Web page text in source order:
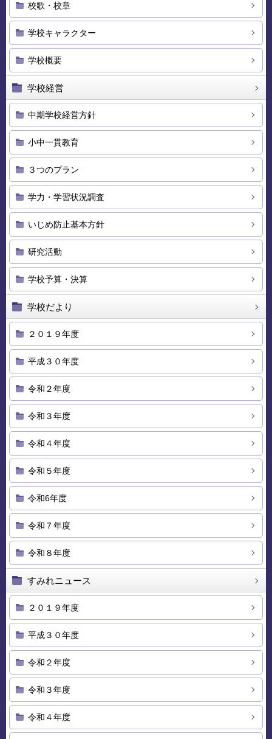
校歌・校章
学校キャラクター
学校概要
学校経営
中期学校経営方針
小中一貫教育
３つのプラン
学力・学習状況調査
いじめ防止基本方針
研究活動
学校予算・決算
学校だより
２０１９年度
平成３０年度
令和２年度
令和３年度
令和４年度
令和５年度
令和6年度
令和７年度
令和８年度
すみれニュース
２０１９年度
平成３０年度
令和２年度
令和３年度
令和４年度